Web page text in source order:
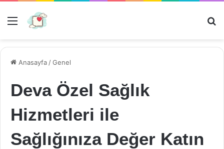
Menü
Anasayfa /Genel
Deva Özel Sağlık
Hizmetleri ile
Sağlığınıza Değer Katın